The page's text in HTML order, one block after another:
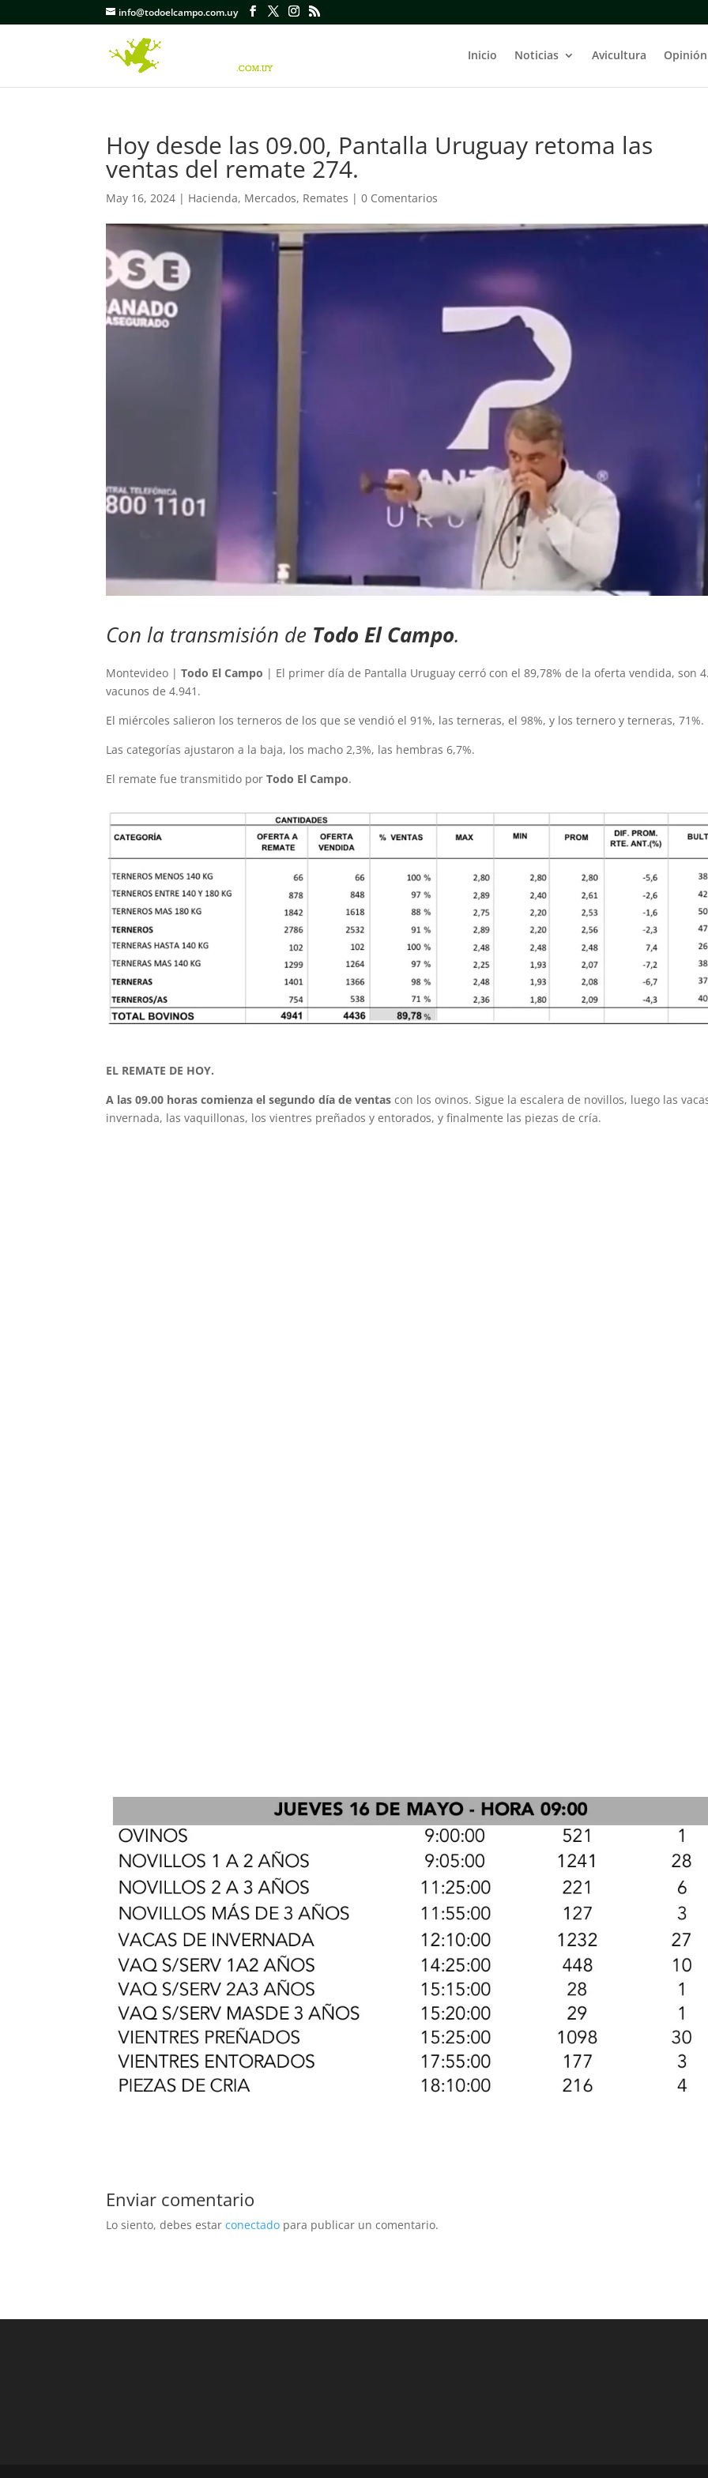
info@todoelcampo.com.uy
Inicio Noticias Avicultura Opinión
Hoy desde las 09.00, Pantalla Uruguay retoma las
ventas del remate 274.
May 16, 2024 | Hacienda, Mercados, Remates |0 Comentarios
Con la transmisión de Todo El Campo.
Montevideo |Todo El Campo | El primer día de Pantalla Uruguay cerró con el 89,78% de la oferta vendida, son
vacunos de 4.941.
El miércoles salieron los terneros de los que se vendió el 91%, las terneras, el 98%, y los ternero y terneras, 71%.
Las categorías ajustaron a la baja, los macho 2,3%, las hembras 6,7%.
El remate fue transmitido porTodo El Campo.
EL REMATE DE HOY.
A las 09.00 horas comienza el segundo día de ventas con los ovinos. Sigue la escalera de novillos, luego las
invernada, las vaquillonas, los vientres preñados y entorados, y finalmente las piezas de cría.
Enviar comentario
Lo siento, debes estarconectado para publicar un comentario.